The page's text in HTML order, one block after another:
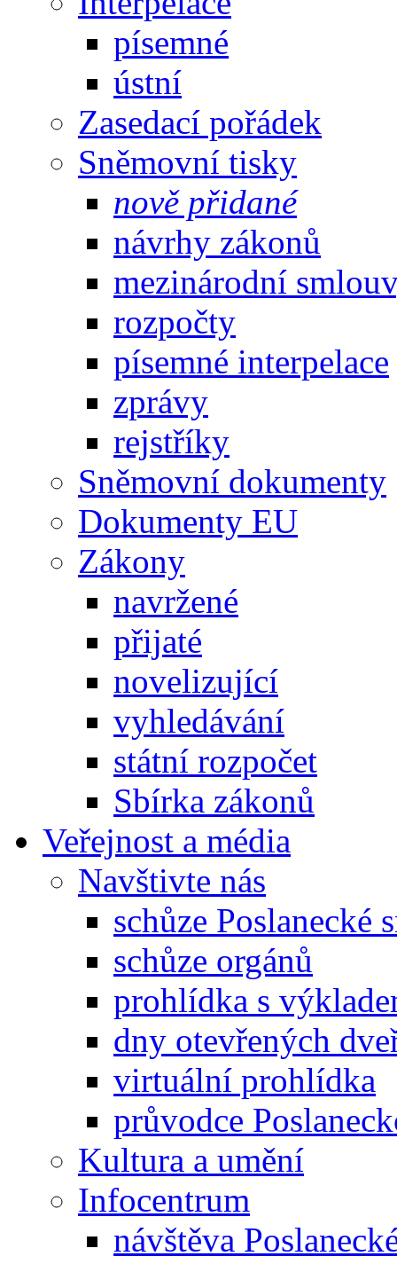
písemné
ústní
Zasedací pořádek
Sněmovní tisky
nově přidané
návrhy zákonů
mezinárodní
rozpočty
písemné interpelace
zprávy
rejstříky
Sněmovní dokumenty
Dokumenty EU
Zákony
navržené
přijaté
novelizující
vyhledávání
státní rozpočet
Sbírka zákonů
Veřejnost a média
Navštivte nás
schůze Poslanecké
schůze orgánů
prohlídka s
dny otevřených
virtuální prohlídka
průvodce
Kultura a umění
Infocentrum
návštěva